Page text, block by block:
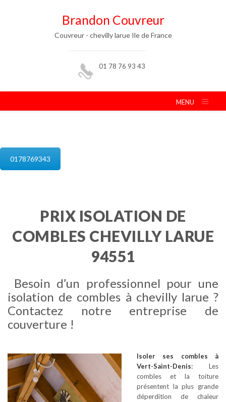
Brandon Couvreur
Couvreur - chevilly larue Ile de France
01 78 76 93 43
MENU
0178769343
PRIX ISOLATION DE
COMBLES CHEVILLY LARUE
94551
Besoin d’un professionnel pour une
isolation de combles à chevilly larue ?
Contactez notre entreprise de
couverture !
Isoler ses combles à
Vert-Saint-Denis: Les
combles et la toiture
présentent la plus grande
déperdition de chaleur